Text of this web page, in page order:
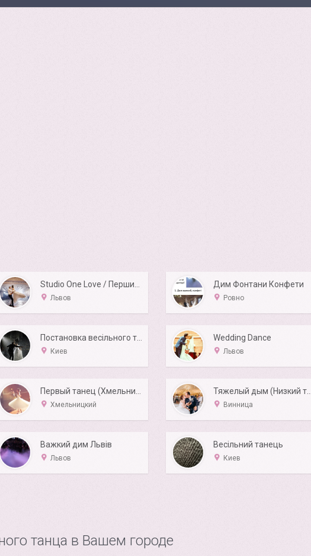
Львов
Дим Фонтани Конфети
Ровно
Постановка весільного танцю
Киев
Wedding Dance
Львов
Хмельницкий Винница
Важкий дим Львів
Львов
Весільний танець
Киев
танца в Вашем городе